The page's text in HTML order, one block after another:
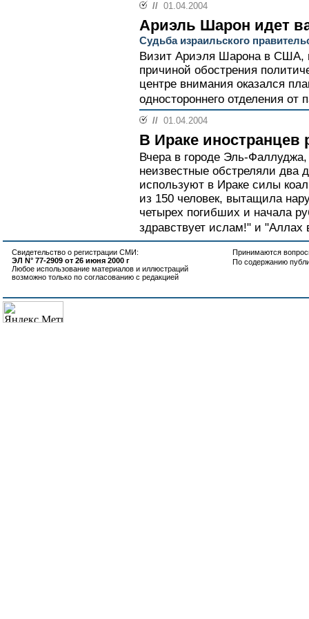
// 01.04.2004
Ариэль Шарон идет
Судьба израильского
Визит Ариэля Шарона в США,
причиной обострения
центре внимания оказался
одностороннего отделения от
// 01.04.2004
В Ираке иностранцев
Вчера в городе Эль-
неизвестные обстреляли два
используют в Ираке силы
из 150 человек, вытащила
четырех погибших и начала
здравствует ислам!" и "Аллах
Свидетельство о регистрации СМИ:
ЭЛ N° 77-2909 от 26 июня 2000 г
Любое использование материалов и иллюстраций
возможно только по согласованию с редакцией
Принимаются
По содержанию